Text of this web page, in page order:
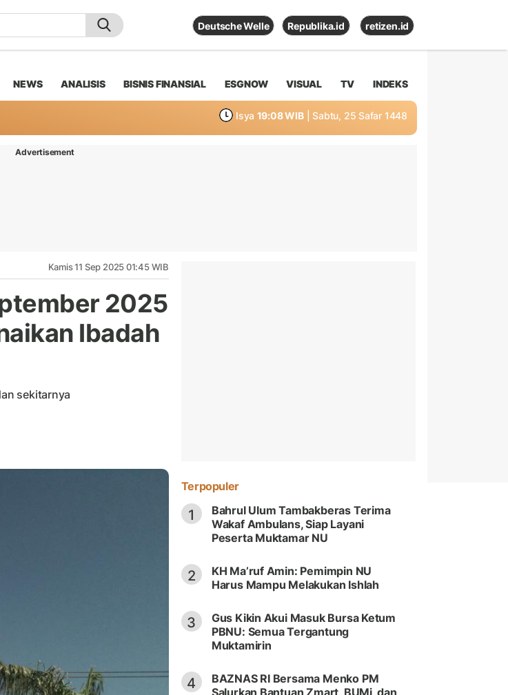
Deutsche Welle Republika.id retizen.id
NEWS ANALISIS BISNIS FINANSIAL ESGNOW VISUAL TV INDEKS
Isya 19:08 WIB | Sabtu, 25 Safar 1448
Advertisement
Kamis 11 Sep 2025 01:45 WIB
2025
Ibadah
sekitarnya
Terpopuler
1
Bahrul Ulum Tambakberas Terima
Wakaf Ambulans, Siap Layani
Peserta Muktamar NU
2
KH Ma’ruf Amin: Pemimpin NU
Harus Mampu Melakukan Ishlah
3
Gus Kikin Akui Masuk Bursa Ketum
PBNU: Semua Tergantung
Muktamirin
4
BAZNAS RI Bersama Menko PM